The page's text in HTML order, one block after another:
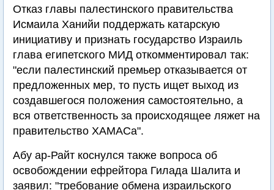
Отказ главы палестинского правительства
Исмаила Ханийи поддержать катарскую
инициативу и признать государство Израиль
глава египетского МИД откомментировал так:
"если палестинский премьер отказывается от
предложенных мер, то пусть ищет выход из
создавшегося положения самостоятельно, а
вся ответственность за происходящее ляжет на
правительство ХАМАСа".
Абу ар-Райт коснулся также вопроса об
освобождении ефрейтора Гилада Шалита и
заявил: "требование обмена израильского